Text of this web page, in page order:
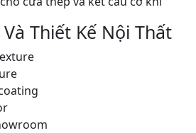
Thiết Kế Nội Thất